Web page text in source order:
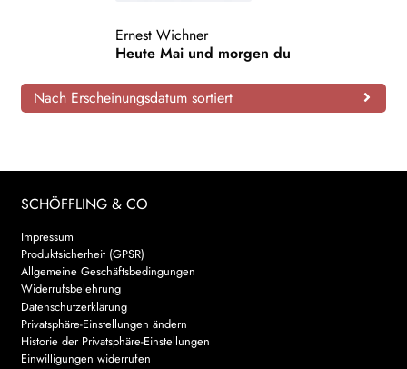
WEITERE VERLAGE
Search:
Ernest Wichner
Heute Mai und morgen du
Nach Erscheinungsdatum sortiert
SCHÖFFLING & CO
Impressum
Produktsicherheit (GPSR)
Allgemeine Geschäftsbedingungen
Widerrufsbelehrung
Datenschutzerklärung
Privatsphäre-Einstellungen ändern
Historie der Privatsphäre-Einstellungen
Einwilligungen widerrufen